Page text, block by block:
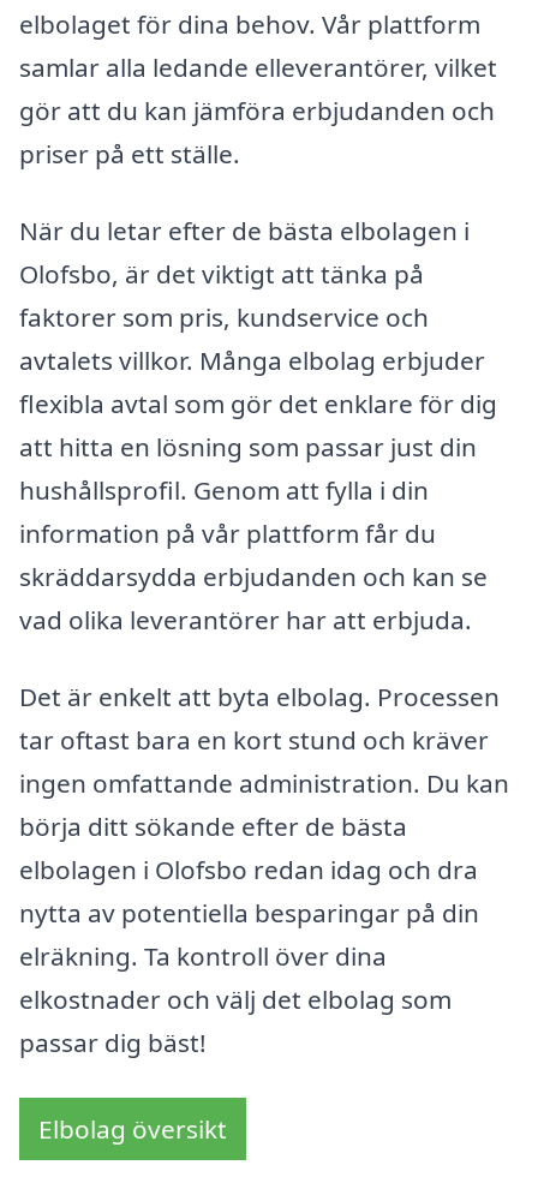
elbolaget för dina behov. Vår plattform
samlar alla ledande elleverantörer, vilket
gör att du kan jämföra erbjudanden och
priser på ett ställe.
När du letar efter de bästa elbolagen i
Olofsbo, är det viktigt att tänka på
faktorer som pris, kundservice och
avtalets villkor. Många elbolag erbjuder
flexibla avtal som gör det enklare för dig
att hitta en lösning som passar just din
hushållsprofil. Genom att fylla i din
information på vår plattform får du
skräddarsydda erbjudanden och kan se
vad olika leverantörer har att erbjuda.
Det är enkelt att byta elbolag. Processen
tar oftast bara en kort stund och kräver
ingen omfattande administration. Du kan
börja ditt sökande efter de bästa
elbolagen i Olofsbo redan idag och dra
nytta av potentiella besparingar på din
elräkning. Ta kontroll över dina
elkostnader och välj det elbolag som
passar dig bäst!
Elbolag översikt